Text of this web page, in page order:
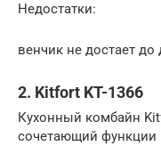
Недостатки:
венчик не достает до
2. Kitfort KT-1366
Кухонный комбайн
сочетающий функции